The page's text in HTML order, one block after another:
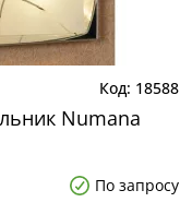
18588
Numana
По запросу